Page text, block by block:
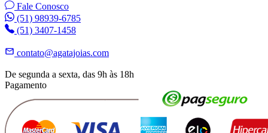
Fale Conosco
(51) 98939-6785
(51) 3407-1458
contato@agatajoias.com
De segunda a sexta, das 9h às 18h
Pagamento